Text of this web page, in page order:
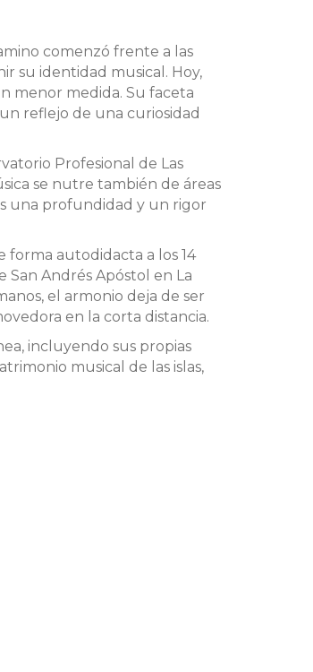
comenzó frente a las
su identidad musical. Hoy,
menor medida. Su faceta
reflejo de una curiosidad
Profesional de Las
se nutre también de áreas
una profundidad y un rigor
autodidacta a los 14
Andrés Apóstol en La
el armonio deja de ser
en la corta distancia.
incluyendo sus propias
musical de las islas,